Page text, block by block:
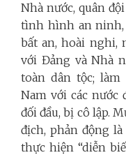
Nhà nước, quân
tình hình an ninh,
bất an, hoài nghi,
với Đảng và Nhà
toàn dân tộc; làm
Nam với các nước
đối đầu, bị cô lập.
địch, phản động là
thực hiện “diễn